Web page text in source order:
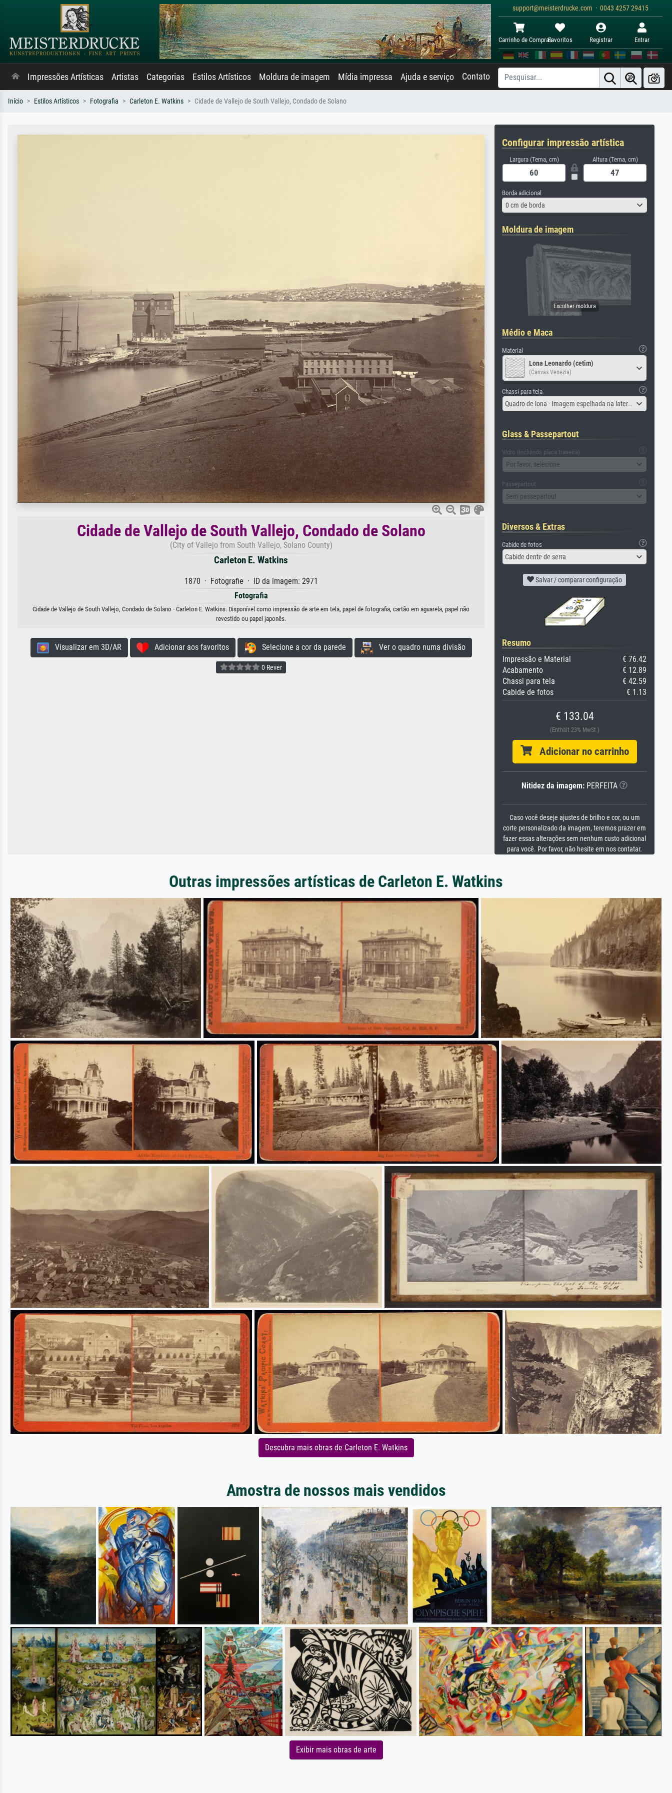
support@meisterdrucke.com · 0043 4257 29415
Carrinho de ComprasFavoritos Registrar Entrar
Impressões Artísticas Artistas Categorias Estilos Artísticos Moldura de imagem Mídia impressa Ajuda e serviço Contato
Início Estilos Artísticos Fotografia Carleton E. Watkins Cidade de Vallejo de South Vallejo, Condado de Solano
Cidade de Vallejo de South Vallejo, Condado de Solano
(City of Vallejo from South Vallejo, Solano County)
Carleton E. Watkins
1870 · Fotografie · ID da imagem: 2971
Fotografia
Cidade de Vallejo de South Vallejo, Condado de Solano · Carleton E. Watkins. Disponível como impressão de arte em tela, papel de fotografia, cartão em aguarela, papel não
revestido ou papel japonês.
Visualizar em 3D/AR Adicionar aos favoritos Selecione a cor da parede Ver o quadro numa divisão
0 Rever
Configurar impressão artística
Largura (Tema, cm) Altura (Tema, cm)
Borda adicional
0 cm de borda
Moldura de imagem
Médio e Maca
Material
Lona Leonardo (cetim)
(Canvas Venezia)
Chassi para tela
Quadro de lona - Imagem espelhada na lateral
Glass & Passepartout
Vidro (incluindo placa traseira)
Por favor, selecione
Passepartout
Sem passepartout
Diversos & Extras
Cabide de fotos
Cabide dente de serra
Salvar / comparar configuração
Resumo
Impressão e Material
€ 76.42
Acabamento
€ 12.89
Chassi para tela
€ 42.59
Cabide de fotos
€ 1.13
€ 133.04
(Enthält 23% MwSt.)
Adicionar no carrinho
Nitidez da imagem: PERFEITA
Caso você deseje ajustes de brilho e cor, ou um
corte personalizado da imagem, teremos prazer em
fazer essas alterações sem nenhum custo adicional
para você. Por favor, não hesite em nos contatar.
Outras impressões artísticas de Carleton E. Watkins
Descubra mais obras de Carleton E. Watkins
Amostra de nossos mais vendidos
Exibir mais obras de arte